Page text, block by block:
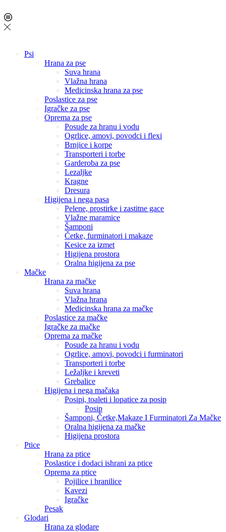
Psi
Hrana za pse
Suva hrana
Vlažna hrana
Medicinska hrana za pse
Poslastice za pse
Igračke za pse
Oprema za pse
Posude za hranu i vodu
Ogrlice, amovi, povodci i flexi
Brnjice i korpe
Transporteri i torbe
Garderoba za pse
Lezaljke
Kragne
Dresura
Higijena i nega pasa
Pelene, prostirke i zastitne gace
Vlažne maramice
Šamponi
Četke, furminatori i makaze
Kesice za izmet
Higijena prostora
Oralna higijena za pse
Mačke
Hrana za mačke
Suva hrana
Vlažna hrana
Medicinska hrana za mačke
Poslastice za mačke
Igračke za mačke
Oprema za mačke
Posude za hranu i vodu
Ogrlice, amovi, povodci i furminatori
Transporteri i torbe
Ležaljke i kreveti
Grebalice
Higijena i nega mačaka
Posipi, toaleti i lopatice za posip
Posip
Šamponi, Četke,Makaze I Furminatori Za Mačke
Oralna higijena za mačke
Higijena prostora
Ptice
Hrana za ptice
Poslastice i dodaci ishrani za ptice
Oprema za ptice
Pojilice i hranilice
Kavezi
Igračke
Pesak
Glodari
Hrana za glodare